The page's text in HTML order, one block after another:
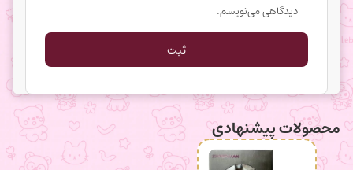
دیدگاهی می‌نویسم.
محصولات پیشنهادی